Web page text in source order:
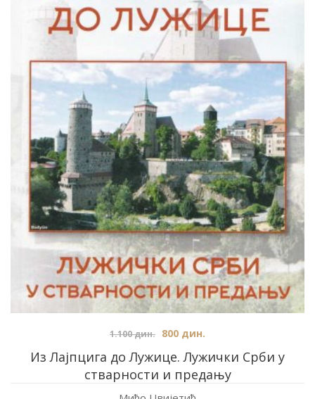
Из Лајпцига до Лужице. Лужички Срби у
стварности и предању
1.100дин. 800 дин.